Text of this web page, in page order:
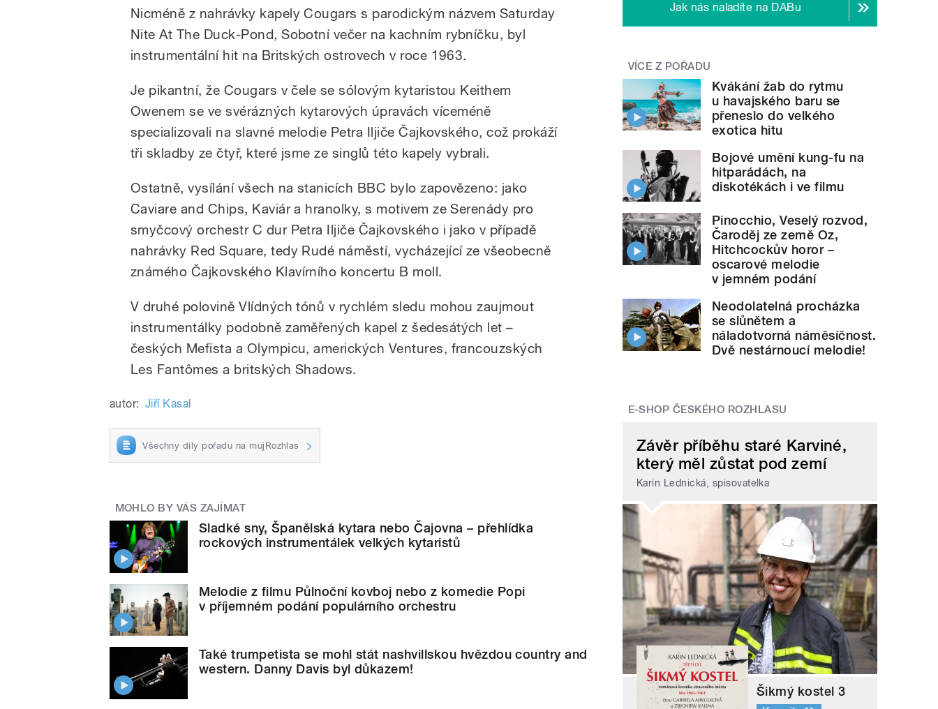
Nicméně z nahrávky kapely Cougars s parodickým názvem Saturday
Nite At The Duck-Pond, Sobotní večer na kachním rybníčku, byl
instrumentální hit na Britských ostrovech v roce 1963.
Je pikantní, že Cougars v čele se sólovým kytaristou Keithem
Owenem se ve svérázných kytarových úpravách víceméně
specializovali na slavné melodie Petra Iljiče Čajkovského, což prokáží
tři skladby ze čtyř, které jsme ze singlů této kapely vybrali.
Ostatně, vysílání všech na stanicích BBC bylo zapovězeno: jako
Caviare and Chips, Kaviár a hranolky, s motivem ze Serenády pro
smyčcový orchestr C dur Petra Iljiče Čajkovského i jako v případě
nahrávky Red Square, tedy Rudé náměstí, vycházející ze všeobecně
známého Čajkovského Klavírního koncertu B moll.
V druhé polovině Vlídných tónů v rychlém sledu mohou zaujmout
instrumentálky podobně zaměřených kapel z šedesátých let –
českých Mefista a Olympicu, amerických Ventures, francouzských
Les Fantômes a britských Shadows.
autor: Jiří Kasal
Všechny díly pořadu na mujRozhlas
MOHLO BY VÁS ZAJÍMAT
Sladké sny, Španělská kytara nebo Čajovna – přehlídka
rockových instrumentálek velkých kytaristů
Melodie z filmu Půlnoční kovboj nebo z komedie Popi
v příjemném podání populárního orchestru
Také trumpetista se mohl stát nashvillskou hvězdou country and
western. Danny Davis byl důkazem!
Jak nás naladíte na DABu
VÍCE Z POŘADU
Kvákání žab do rytmu
u havajského baru se
přeneslo do velkého
exotica hitu
Bojové umění kung-fu na
hitparádách, na
diskotékách i ve filmu
Pinocchio, Veselý rozvod,
Čaroděj ze země Oz,
Hitchcockův horor –
oscarové melodie
v jemném podání
Neodolatelná procházka
se slůnětem a
náladotvorná náměsíčnost.
Dvě nestárnoucí melodie!
E-SHOP ČESKÉHO ROZHLASU
Závěr příběhu staré Karviné,
který měl zůstat pod zemí
Karin Lednická, spisovatelka
Šikmý kostel 3